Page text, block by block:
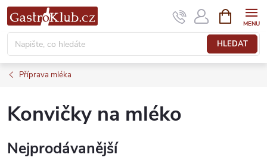
Přejít
na
obsah
HLEDAT
NÁKUPNÍ
KOŠÍK
Příprava mléka
Konvičky na mléko
Nejprodávanější